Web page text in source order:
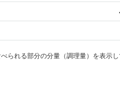
られる部分の分量（調理量）を表示し